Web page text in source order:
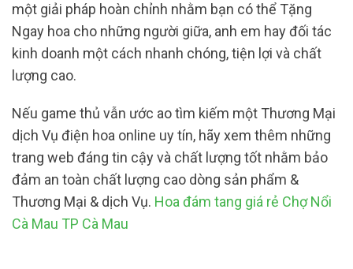
một giải pháp hoàn chỉnh nhằm bạn có thể Tặng
Ngay hoa cho những người giữa, anh em hay đối tác
kinh doanh một cách nhanh chóng, tiện lợi và chất
lượng cao.
Nếu game thủ vẫn ước ao tìm kiếm một Thương Mại
dịch Vụ điện hoa online uy tín, hãy xem thêm những
trang web đáng tin cậy và chất lượng tốt nhằm bảo
đảm an toàn chất lượng cao dòng sản phẩm &
Thương Mại & dịch Vụ. Hoa đám tang giá rẻ Chợ Nổi
Cà Mau TP Cà Mau